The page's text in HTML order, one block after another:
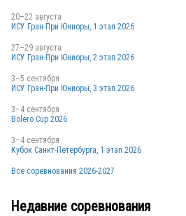
20–22 августа
ИСУ Гран-При Юниоры, 1 этап 2026
27–29 августа
ИСУ Гран-При Юниоры, 2 этап 2026
3–5 сентября
ИСУ Гран-При Юниоры, 3 этап 2026
3–4 сентября
Bolero Cup 2026
3–4 сентября
Кубок Санкт-Петербурга, 1 этап 2026
Все соревнования 2026-2027
Недавние соревнования